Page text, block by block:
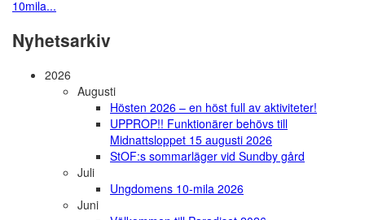
10mila...
Nyhetsarkiv
2026
Augusti
Hösten 2026 – en höst full av aktiviteter!
UPPROP!! Funktionärer behövs till
Midnattsloppet 15 augusti 2026
StOF:s sommarläger vid Sundby gård
Juli
Ungdomens 10-mila 2026
Juni